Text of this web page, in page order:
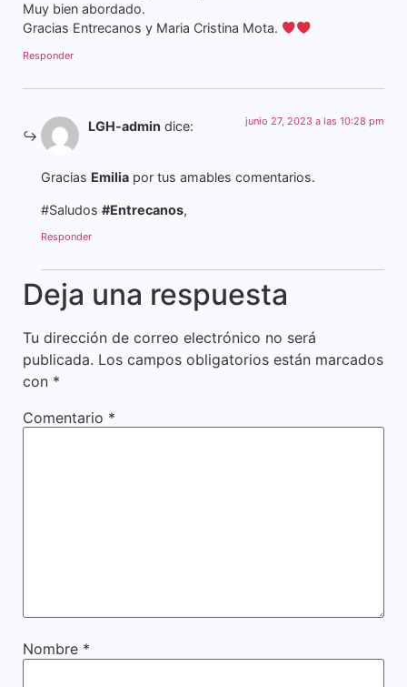
Muy bien abordado.
Gracias Entrecanos y Maria Cristina Mota.
Responder
LGH-admin dice: junio 27, 2023 a las 10:28 pm
Gracias Emilia por tus amables comentarios.
#Saludos #Entrecanos,
Responder
Deja una respuesta
Tu dirección de correo electrónico no será
publicada. Los campos obligatorios están marcados
con *
Comentario *
Nombre *